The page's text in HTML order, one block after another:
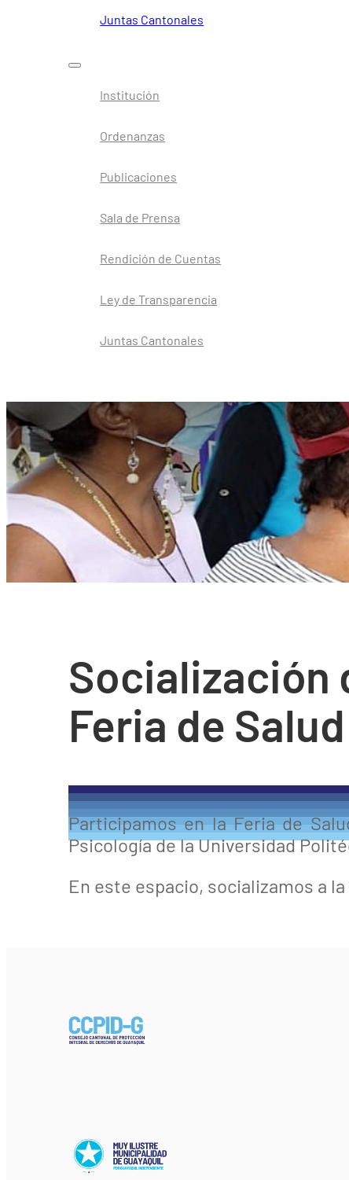
Juntas Cantonales
Institución
Ordenanzas
Publicaciones
Sala de Prensa
Rendición de Cuentas
Ley de Transparencia
Juntas Cantonales
Socialización
Feria de Salud
Participamos en la Feria de
Psicología de la Universidad
En este espacio, socializamos a